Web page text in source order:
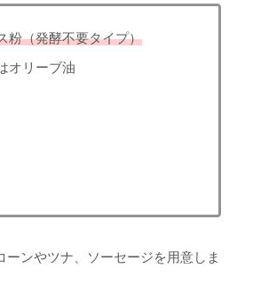
粉（発酵不要タイプ）
オリーブ油
ンやツナ、ソーセージを用意しま